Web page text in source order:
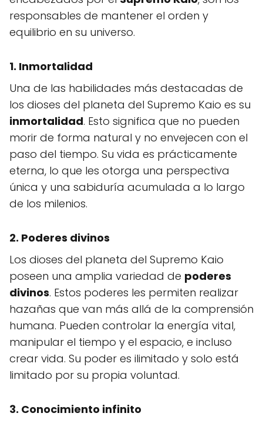
responsables de mantener el orden y
equilibrio en su universo.
1. Inmortalidad
Una de las habilidades más destacadas de
los dioses del planeta del Supremo Kaio es su
inmortalidad. Esto significa que no pueden
morir de forma natural y no envejecen con el
paso del tiempo. Su vida es prácticamente
eterna, lo que les otorga una perspectiva
única y una sabiduría acumulada a lo largo
de los milenios.
2. Poderes divinos
Los dioses del planeta del Supremo Kaio
poseen una amplia variedad de poderes
divinos. Estos poderes les permiten realizar
hazañas que van más allá de la comprensión
humana. Pueden controlar la energía vital,
manipular el tiempo y el espacio, e incluso
crear vida. Su poder es ilimitado y solo está
limitado por su propia voluntad.
3. Conocimiento infinito